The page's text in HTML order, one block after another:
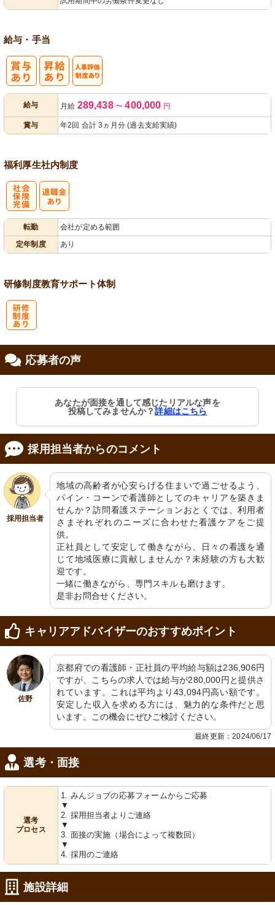
給与・手当
給与 月給 289,438 〜 400,000 円
賞与 年2回 合計 3ヵ月分 (過去支給実績)
福利厚生社内制度
転勤
会社が定める範囲
定年制度
あり
研修制度教育サポート体制
応募者の声
あなたが面接を通して感じたリアルな声を
投稿してみませんか？詳細はこちら
採用担当者からのコメント
採用担当者
地域の高齢者が心安らげる住まいで過ごせるよう、
パイン・コーンで看護師としてのキャリアを築きま
せんか？訪問看護ステーションおとくでは、利用者
さまそれぞれのニーズに合わせた看護ケアをご提
供。
正社員として安定して働きながら、日々の看護を通
じて地域医療に貢献しませんか？未経験の方も大歓
迎です。
一緒に働きながら、専門スキルも磨けます。
是非お問合せください。
キャリアアドバイザーのおすすめポイント
佐野
京都府での看護師・正社員の平均給与額は236,906円
ですが、こちらの求人では給与が280,000円と提供さ
れています。これは平均より43,094円高い額です。
安定した収入を求める方には、魅力的な条件だと思
います。この機会にぜひご検討ください。
最終更新：2024/06/17
選考・面接
選考
プロセス
1. みんジョブの応募フォームからご応募
▼
2. 採用担当者よりご連絡
▼
3. 面接の実施（場合によって複数回）
▼
4. 採用のご連絡
施設詳細